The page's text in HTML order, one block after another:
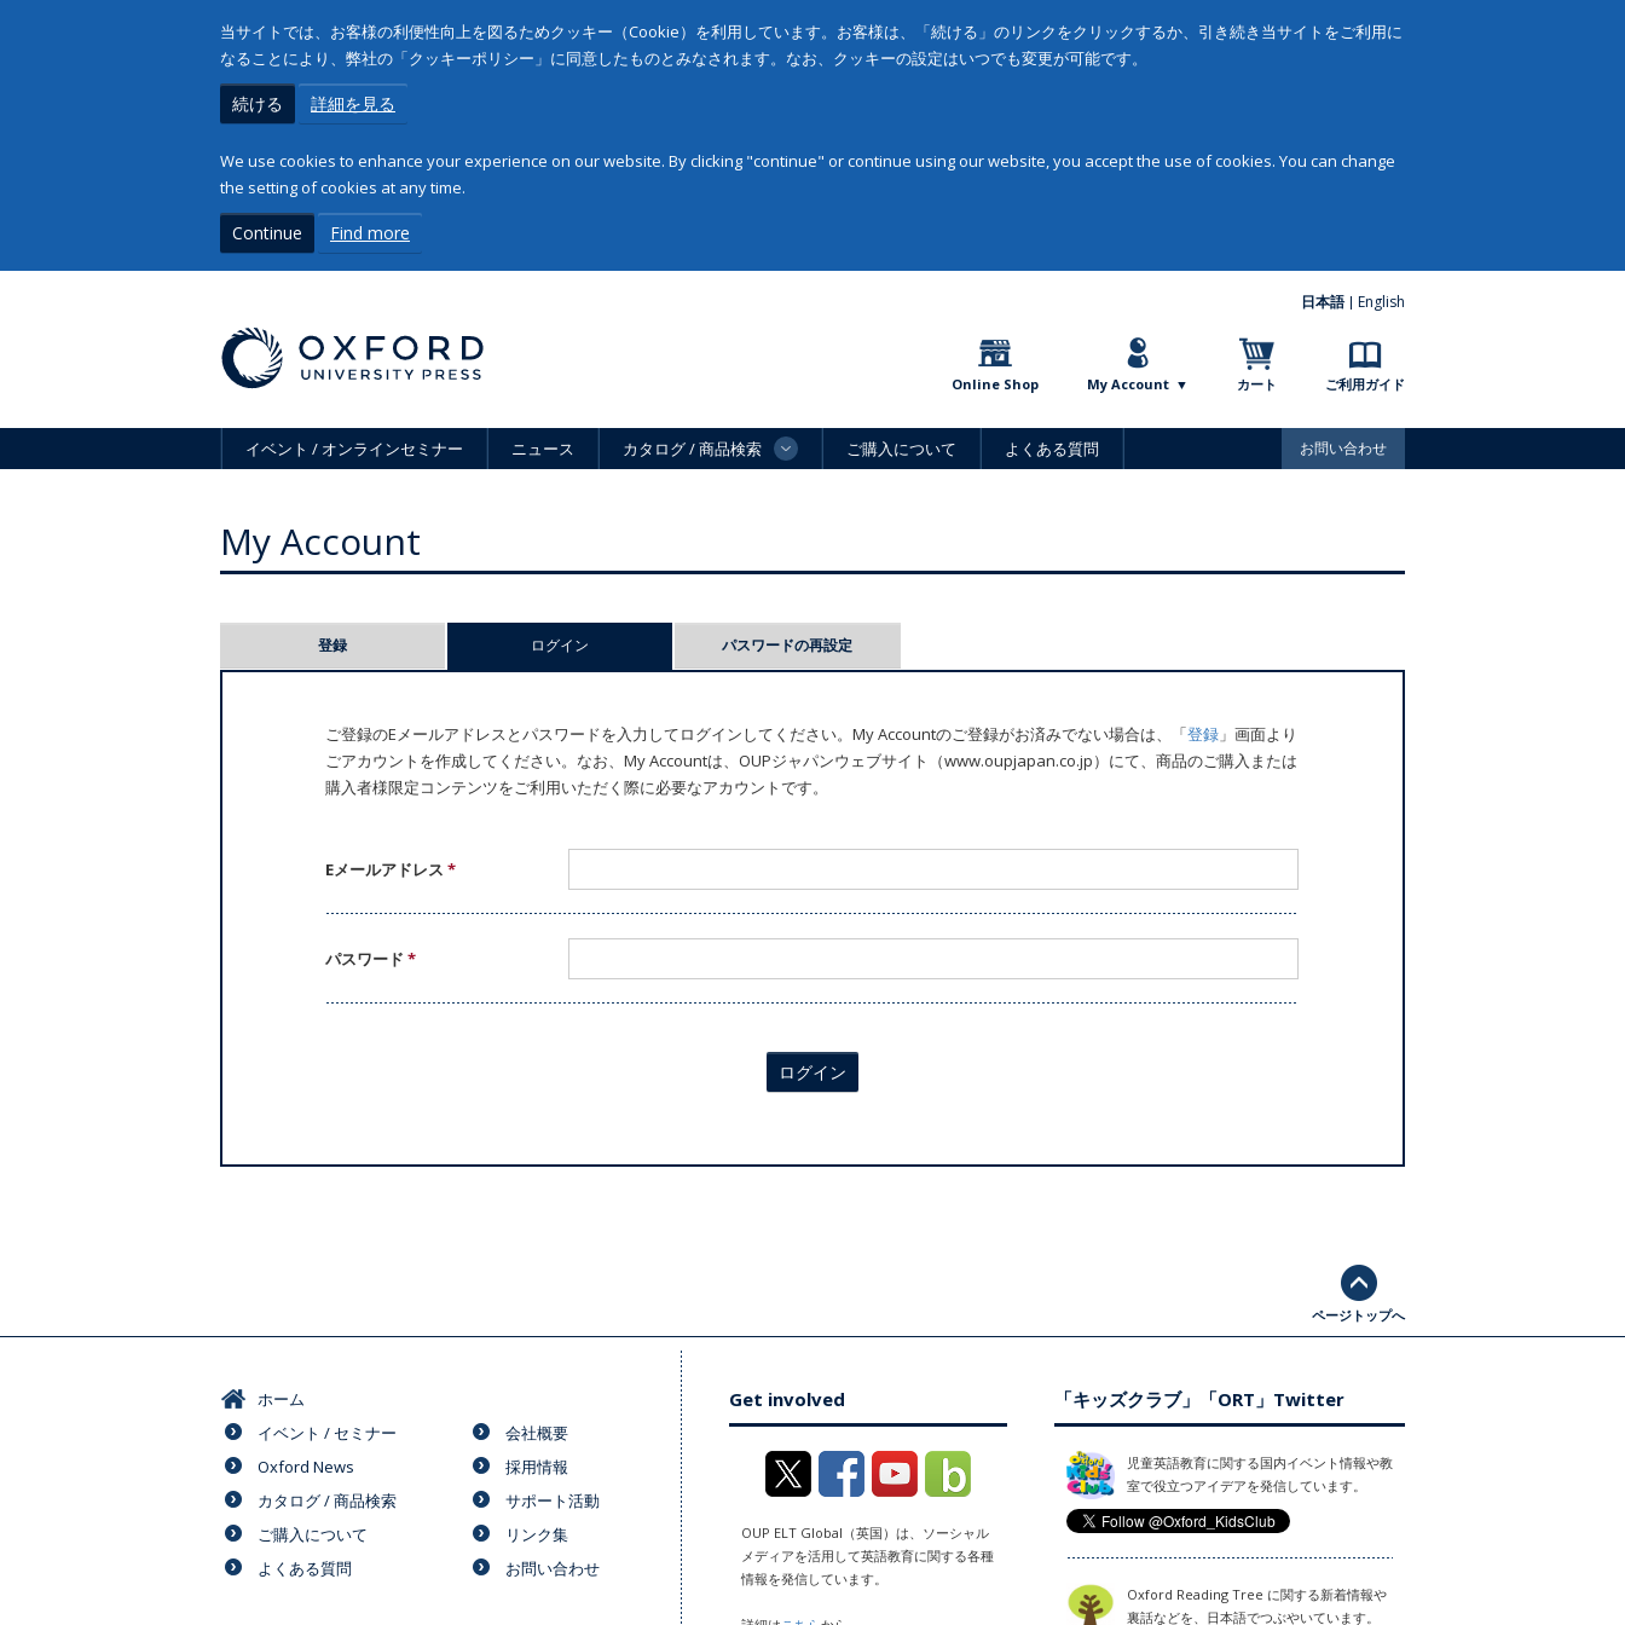
当サイトでは、お客様の利便性向上を図るためクッキー（Cookie）を利用しています。お客様は、「続ける」のリンクをクリックするか、引き続き当サイトをご利用に
なることにより、弊社の「クッキーポリシー」に同意したものとみなされます。なお、クッキーの設定はいつでも変更が可能です。
続ける 詳細を見る
We use cookies to enhance your experience on our website. By clicking "continue" or continue using our website, you accept the use of cookies. You can change
the setting of cookies at any time.
Continue Find more
日本語 English
Online Shop My Account カート ご利用ガイド
イベント / オンラインセミナー ニュース カタログ / 商品検索 ご購入について よくある質問 お問い合わせ
My Account
登録 ログイン パスワードの再設定
ご登録のEメールアドレスとパスワードを入力してログインしてください。My Accountのご登録がお済みでない場合は、「登録 」画面より
ごアカウントを作成してください。なお、My Accountは、OUPジャパンウェブサイト（www.oupjapan.co.jp）にて、商品のご購入または
購入者様限定コンテンツをご利用いただく際に必要なアカウントです。
Eメールアドレス*
パスワード*
ログイン
ページトップへ
ホーム
イベント / セミナー
Oxford News
カタログ / 商品検索
ご購入について
よくある質問
会社概要
採用情報
サポート活動
リンク集
お問い合わせ
Get involved
OUP ELT Global（英国）は、ソーシャル
メディアを活用して英語教育に関する各種
情報を発信しています。
「キッズクラブ」「ORT」Twitter
児童英語教育に関する国内イベント情報や教
室で役立つアイデアを発信しています。
Oxford Reading Tree に関する新着情報や
裏話などを、日本語でつぶやいています。